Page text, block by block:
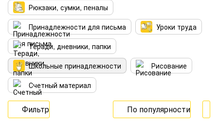
Рюкзаки, сумки, пеналы
Принадлежности для письма
Уроки труда
Теради, дневники, папки
Школьные принадлежности
Рисование
Счетный материал
Фильтр По популярности